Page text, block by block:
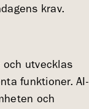
krav.
och utvecklas
funktioner. AI-
och